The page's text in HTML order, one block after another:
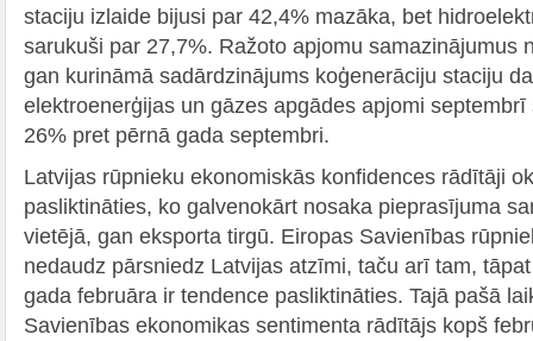
staciju izlaide bijusi par 42,4% mazāka, bet
sarukuši par 27,7%. Ražoto apjomu samazinājumus
gan kurināmā sadārdzinājums koģenerāciju staciju
elektroenerģijas un gāzes apgādes apjomi
26% pret pērnā gada septembri.
Latvijas rūpnieku ekonomiskās konfidences rādītāji
pasliktināties, ko galvenokārt nosaka pieprasījuma
vietējā, gan eksporta tirgū. Eiropas Savienības
nedaudz pārsniedz Latvijas atzīmi, taču arī tam,
gada februāra ir tendence pasliktināties. Tajā pašā
Savienības ekonomikas sentimenta rādītājs kopš